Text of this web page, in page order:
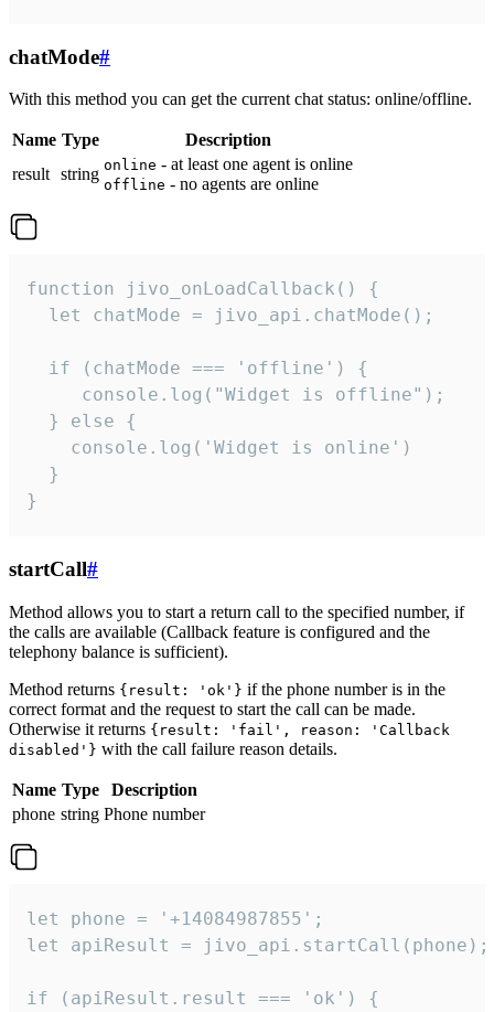
chatMode#
With this method you can get the current chat status: online/offline.
Name Type
Description
result string online - at least one agent is online
offline - no agents are online
function jivo_onLoadCallback() {
  let chatMode = jivo_api.chatMode();
  if (chatMode === 'offline') {
     console.log("Widget is offline");
  } else {
    console.log('Widget is online')
  }
}
startCall#
Method allows you to start a return call to the specified number, if
the calls are available (Callback feature is configured and the
telephony balance is sufficient).
Method returns {result: 'ok'} if the phone number is in the
correct format and the request to start the call can be made.
Otherwise it returns {result: 'fail', reason: 'Callback
disabled'} with the call failure reason details.
Name Type
Description
phone string Phone number
let phone = '+14084987855';
let apiResult = jivo_api.startCall(phone);
if (apiResult.result === 'ok') {